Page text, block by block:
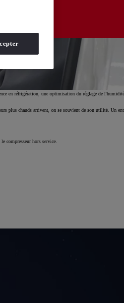
en réfrigération, une optimisation du réglage de
plus chauds arrivent, on se souvient de son utilité. Un
compresseur hors service.